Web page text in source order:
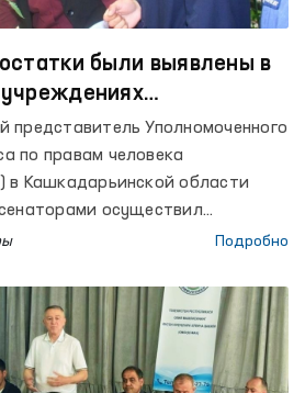
были выявлены в
области?
представитель Уполномоченного
по правам человека
в Кашкадарьинской области
осуществил
посещения Следственного
поселения № 33, изоляторов
(ИВС) органов
Камашинского и Касанского
города Карши, межрайонных
Подробно